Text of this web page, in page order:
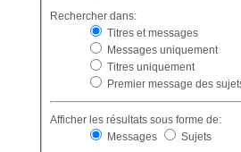
Rechercher dans:
Titres et messages
Messages uniquement
Titres uniquement
Premier message des
Afficher les résultats sous forme de:
Messages
Sujets